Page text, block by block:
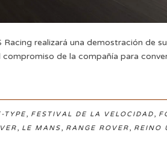
realizará una demostración de
de la compañía para
TYPE, FESTIVAL DE LA VELOCIDAD,
, LE MANS, RANGE ROVER, REINO